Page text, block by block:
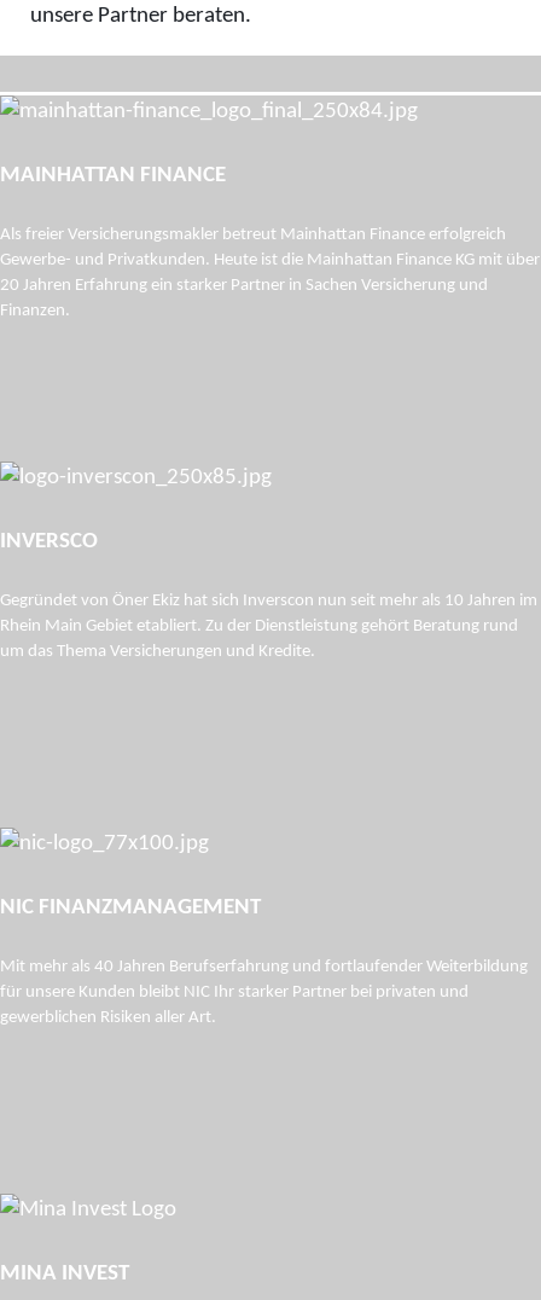
unsere Partner beraten.
MAINHATTAN FINANCE
Als freier Versicherungs­makler betreut Mainhattan Finance erfolgreich
Gewerbe- und Privat­kunden. Heute ist die Mainhattan Finance KG mit über
20 Jahren Erfahrung ein starker Partner in Sachen Versicherung und
Finanzen.
INVERSCO
Gegründet von Öner Ekiz hat sich Inverscon nun seit mehr als 10 Jahren im
Rhein Main Gebiet etabliert. Zu der Dienstleistung gehört Beratung rund
um das Thema Versicherungen und Kredite.
NIC FINANZMANAGEMENT
Mit mehr als 40 Jahren Berufserfahrung und fortlaufender Weiterbildung
für unsere Kunden bleibt NIC Ihr starker Partner bei privaten und
gewerblichen Risiken aller Art.
MINA INVEST